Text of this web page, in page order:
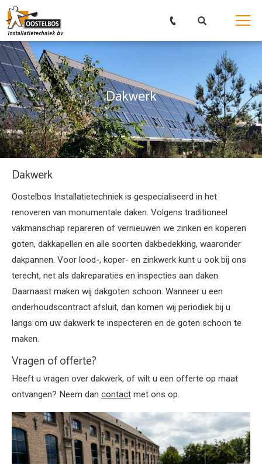
Dakwerk
Dakwerk
Oostelbos Installatietechniek is gespecialiseerd in het
renoveren van monumentale daken. Volgens traditioneel
vakmanschap repareren of vernieuwen we zinken en koperen
goten, dakkapellen en alle soorten dakbedekking, waaronder
dakpannen. Voor lood-, koper- en zinkwerk kunt u ook bij ons
terecht, net als dakreparaties en inspecties aan daken.
Daarnaast maken wij dakgoten schoon. Wanneer u een
onderhoudscontract afsluit, dan komen wij periodiek bij u
langs om uw dakwerk te inspecteren en de goten schoon te
maken.
Vragen of offerte?
Heeft u vragen over dakwerk, of wilt u een offerte op maat
ontvangen? Neem dan contact met ons op.